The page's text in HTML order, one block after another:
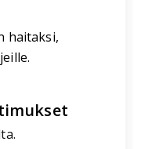
haitaksi,